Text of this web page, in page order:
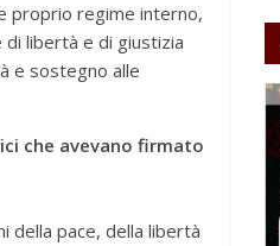
proprio regime interno,
di libertà e di giustizia
e sostegno alle
che avevano firmato
della pace, della libertà